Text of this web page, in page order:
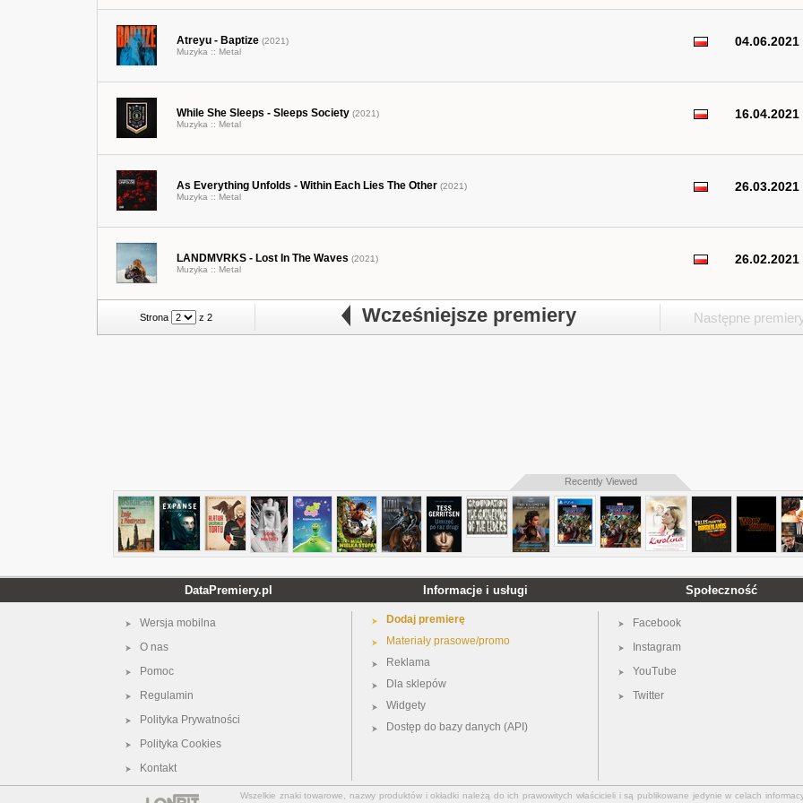
Atreyu - Baptize (2021)
Muzyka :: Metal
04.06.2021
While She Sleeps - Sleeps Society (2021)
Muzyka :: Metal
16.04.2021
As Everything Unfolds - Within Each Lies The Other (2021)
Muzyka :: Metal
26.03.2021
LANDMVRKS - Lost In The Waves (2021)
Muzyka :: Metal
26.02.2021
Strona z 2 Wcześniejsze premiery Następne
Recently Viewed
DataPremiery.pl
Wersja mobilna
O nas
Pomoc
Regulamin
Polityka Prywatności
Polityka Cookies
Kontakt
Informacje i usługi
Dodaj premierę
Materiały prasowe/promo
Reklama
Dla sklepów
Widgety
Dostęp do bazy danych (API)
Społeczność
Facebook
Instagram
YouTube
Twitter
Wszelkie znaki towarowe, nazwy produktów i okładki należą do ich prawowitych właścicieli i są publikowane jedynie w celach